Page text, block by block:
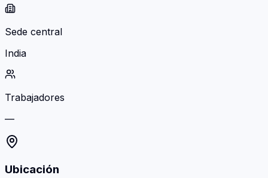
Sede central
India
Trabajadores
—
Ubicación